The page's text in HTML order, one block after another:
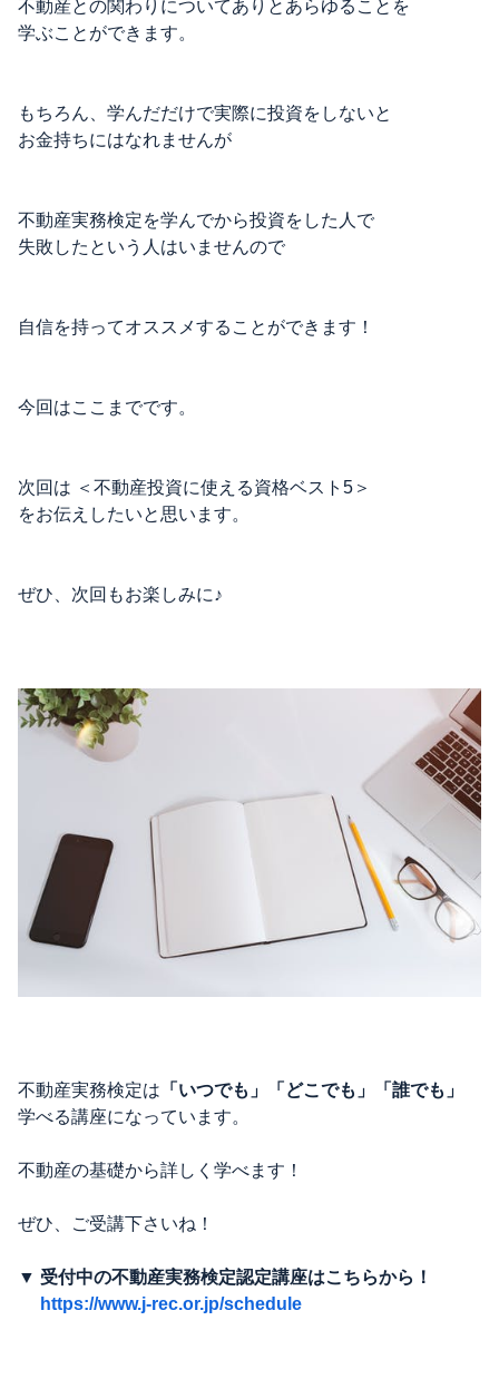
不動産との関わりについてありとあらゆることを
学ぶことができます。
もちろん、学んだだけで実際に投資をしないと
お金持ちにはなれませんが
不動産実務検定を学んでから投資をした人で
失敗したという人はいませんので
自信を持ってオススメすることができます！
今回はここまでです。
次回は ＜不動産投資に使える資格ベスト5＞
をお伝えしたいと思います。
ぜひ、次回もお楽しみに♪
不動産実務検定は 「いつでも」「どこでも」「誰でも」
学べる講座になっています。
不動産の基礎から詳しく学べます！
ぜひ、ご受講下さいね！
▼ 受付中の不動産実務検定認定講座はこちらから！
https://www.j-rec.or.jp/schedule